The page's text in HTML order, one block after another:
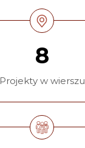
8
Projekty w wierszu